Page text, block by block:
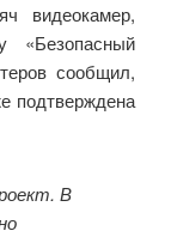
видеокамер,
«Безопасный
сообщил,
подтверждена
В